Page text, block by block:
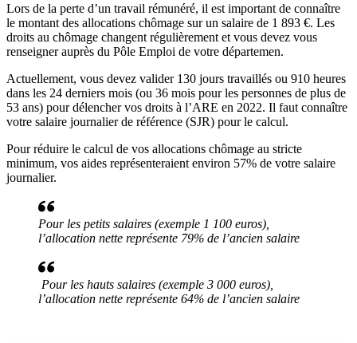
Lors de la perte d’un travail rémunéré, il est important de connaître
le montant des allocations chômage sur un salaire de 1 893 €. Les
droits au chômage changent régulièrement et vous devez vous
renseigner auprès du Pôle Emploi de votre départemen.
Actuellement, vous devez valider 130 jours travaillés ou 910 heures
dans les 24 derniers mois (ou 36 mois pour les personnes de plus de
53 ans) pour délencher vos droits à l’ARE en 2022. Il faut connaître
votre salaire journalier de référence (SJR) pour le calcul.
Pour réduire le calcul de vos allocations chômage au stricte
minimum, vos aides représenteraient environ 57% de votre salaire
journalier.
Pour les petits salaires (exemple 1 100 euros),
l’allocation nette représente 79% de l’ancien salaire
Pour les hauts salaires (exemple 3 000 euros),
l’allocation nette représente 64% de l’ancien salaire